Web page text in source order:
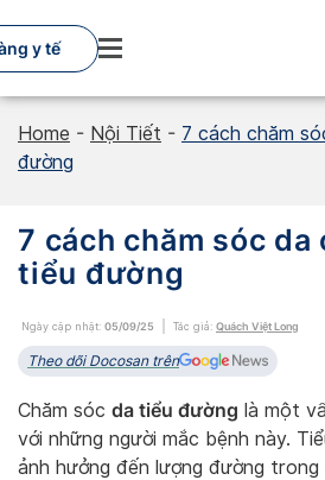
to
content
y tế
Home - Nội Tiết - 7 cách chăm
đường
7 cách chăm sóc
tiểu đường
Ngày cập nhật: 05/09/25 Tác giả: Quách Việt Long
Theo dõi Docosan trên
Chăm sóc da tiểu đường là một
với những người mắc bệnh này.
ảnh hưởng đến lượng đường trong